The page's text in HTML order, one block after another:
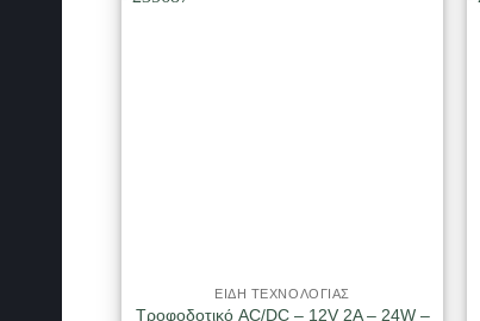
ΕΙΔΗ ΤΕΧΝΟΛΟΓΙΑΣ
Τροφοδοτικό AC/DC – 12V 2A – 24W –